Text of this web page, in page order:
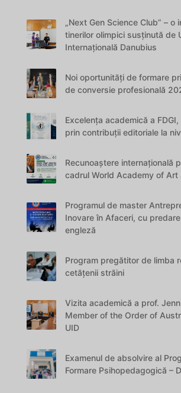
„Next Gen Science Club” – o
tinerilor olimpici susținută de
Internațională Danubius
Noi oportunități de formare
de conversie profesională
Excelența academică a
prin contribuții editoriale la
Recunoaștere internațională
cadrul World Academy of Art
Programul de master
Inovare în Afaceri, cu
engleză
Program pregătitor de limba
cetățenii străini
Vizita academică a prof.
Member of the Order of
UID
Examenul de absolvire al
Formare Psihopedagogică –